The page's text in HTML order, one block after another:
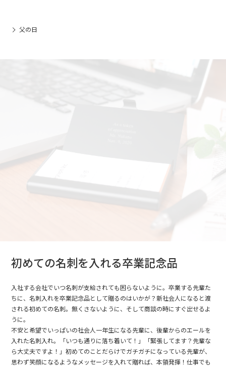
父の日
初めての名刺を入れる卒業記念品
入社する会社でいつ名刺が支給されても困らないように。卒業する先輩た
ちに、名刺入れを卒業記念品として贈るのはいかが？新社会人になると渡
される初めての名刺。無くさないように、そして商談の時にすぐ出せるよ
うに。
不安と希望でいっぱいの社会人一年生になる先輩に、後輩からのエールを
入れた名刺入れ。「いつも通りに落ち着いて！」「緊張してます？先輩な
ら大丈夫ですよ！」初めてのことだらけでガチガチになっている先輩が、
思わず笑顔になるようなメッセージを入れて贈れば、本領発揮！仕事でも